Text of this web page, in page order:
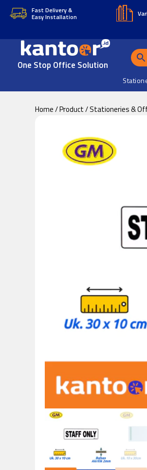
Skip
content
Skip
Fast Delivery &
Easy Installation
One Stop Office Solution
Home/Product/Stationeries &